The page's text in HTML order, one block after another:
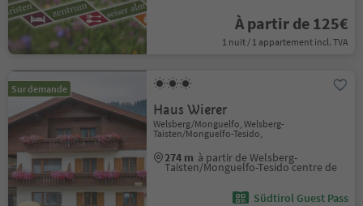
À partir de 125€
1 nuit / 1 appartement incl. TVA
Sur demande
Haus Wierer
Welsberg/Monguelfo, Welsberg-
Taisten/Monguelfo-Tesido,
274 m à partir de Welsberg-
Taisten/Monguelfo-Tesido centre de
Südtirol Guest Pass